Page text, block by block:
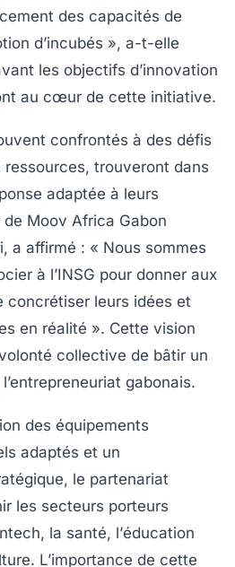
des capacités de
d’incubés », a-t-elle
les objectifs d’innovation
au cœur de cette initiative.
confrontés à des défis
trouveront dans
adaptée à leurs
Moov Africa Gabon
, a affirmé : « Nous sommes
à l’INSG pour donner aux
concrétiser leurs idées et
en réalité ». Cette vision
collective de bâtir un
gabonais.
des équipements
adaptés et un
le partenariat
les secteurs porteurs
, la santé, l’éducation
. L’importance de cette